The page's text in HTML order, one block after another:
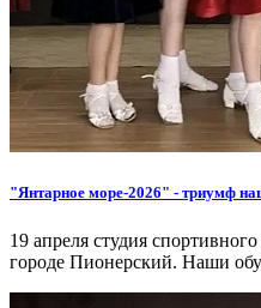
"Янтарное море-2026" - триумф
19 апреля студия
городе Пионерский. Наши